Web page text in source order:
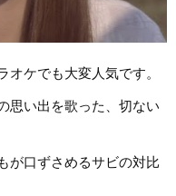
ケでも大変人気です。
思い出を歌った、切ない
が口ずさめるサビの対比